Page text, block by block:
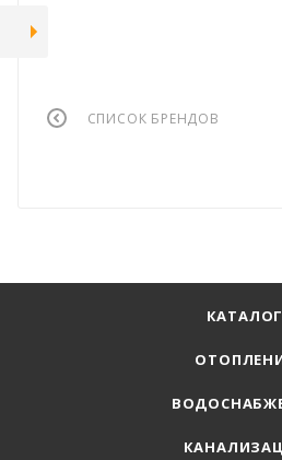
СПИСОК БРЕНДОВ
КАТАЛОГ